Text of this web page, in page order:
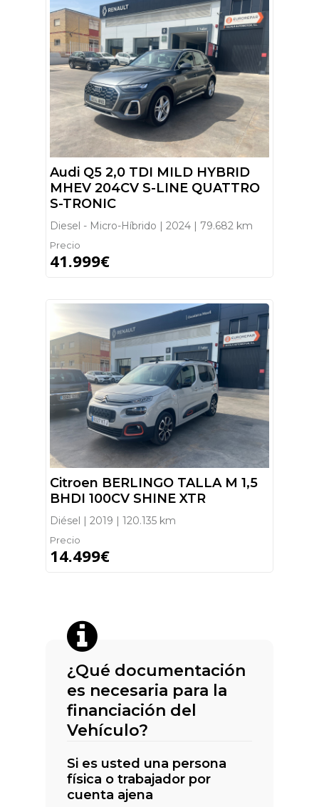
Audi Q5 2,0 TDI MILD HYBRID
MHEV 204CV S-LINE QUATTRO
S-TRONIC
Diesel - Micro-Híbrido | 2024 | 79.682 km
Precio
41.999€
Citroen BERLINGO TALLA M 1,5
BHDI 100CV SHINE XTR
Diésel | 2019 | 120.135 km
Precio
14.499€
¿Qué documentación
es necesaria para la
financiación del
Vehículo?
Si es usted una persona
física o trabajador por
cuenta ajena